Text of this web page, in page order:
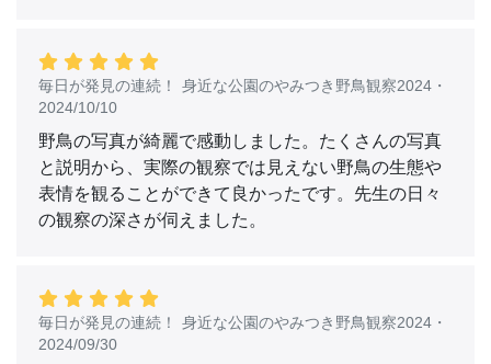
毎日が発見の連続！ 身近な公園のやみつき野鳥観察2024 ・
2024/10/10
野鳥の写真が綺麗で感動しました。たくさんの写真
と説明から、実際の観察では見えない野鳥の生態や
表情を観ることができて良かったです。先生の日々
の観察の深さが伺えました。
毎日が発見の連続！ 身近な公園のやみつき野鳥観察2024 ・
2024/09/30